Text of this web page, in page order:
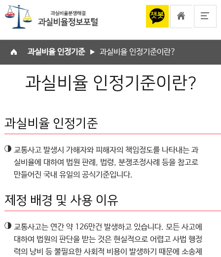
과실비율 인정기준 ▶ 과실비율 인정기준이란?
과실비율 인정기준이란?
과실비율 인정기준
◑ 교통사고 발생시 가해자와 피해자의 책임정도를 나타내는 과
실비율에 대하여 법원 판례, 법령, 분쟁조정사례 등을 참고로
만들어진 국내 유일의 공식기준입니다.
제정 배경 및 사용 이유
◑ 교통사고는 연간 약 126만건 발생하고 있습니다. 모든 사고에
대하여 법원의 판단을 받는 것은 현실적으로 어렵고 사법 행정
력의 낭비 등 불필요한 사회적 비용이 발생하기 때문에 소송제